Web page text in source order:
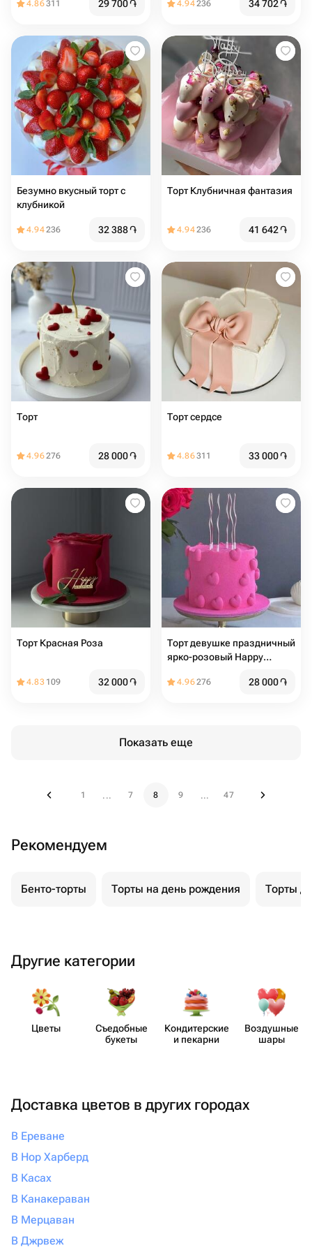
4.86311 29 700֏ 4.94236 34 702֏
Безумно вкусный торт с
клубникой
4.94236 32 388֏
Торт Клубничная фантазия
4.94236 41 642֏
Торт
4.96276 28 000֏
Торт сердсе
4.86311 33 000֏
Торт Красная Роза
4.83 109 32 000֏
Торт девушке праздничный
ярко-розовый Happy
4.96276 28 000֏
Показать еще
1 ... 7 8 9 ... 47
Рекомендуем
Бенто-торты Торты на день рождения Торты
Другие категории
Цветы
Съедобные
букеты
Кондит​ерские
и пекарни
Воздушные
шары
Доставка цветов в других городах
В Ереване
В Нор Харберд
В Касах
В Канакераван
В Мерцаван
В Джрвеж